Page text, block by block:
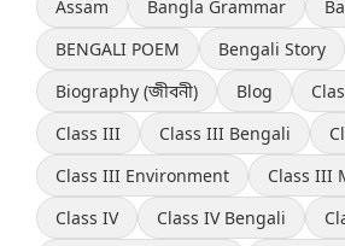
Assam
Bangla Grammar
BENGALI POEM
Bengali Story
Biography (জীবনী)
Blog
Class III
Class III Bengali
Class III Environment
Class III
Class IV
Class IV Bengali